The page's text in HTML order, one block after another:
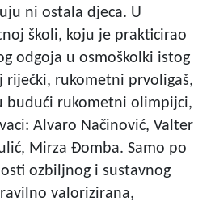
ni ostala djeca. U
školi, koju je prakticirao
odgoja u osmoškolki istog
riječki, rukometni prvoligaš,
budući rukometni olimpijci,
Alvaro Načinović, Valter
Mirza Đomba. Samo po
ozbiljnog i sustavnog
valorizirana,